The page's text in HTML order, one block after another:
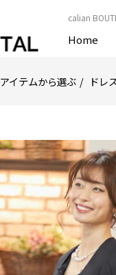
calian
Home
アイテムから選ぶ ドレ